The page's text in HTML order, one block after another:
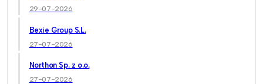
29-07-2026
Bexie Group S.L.
27-07-2026
Northon Sp. z o.o.
27-07-2026